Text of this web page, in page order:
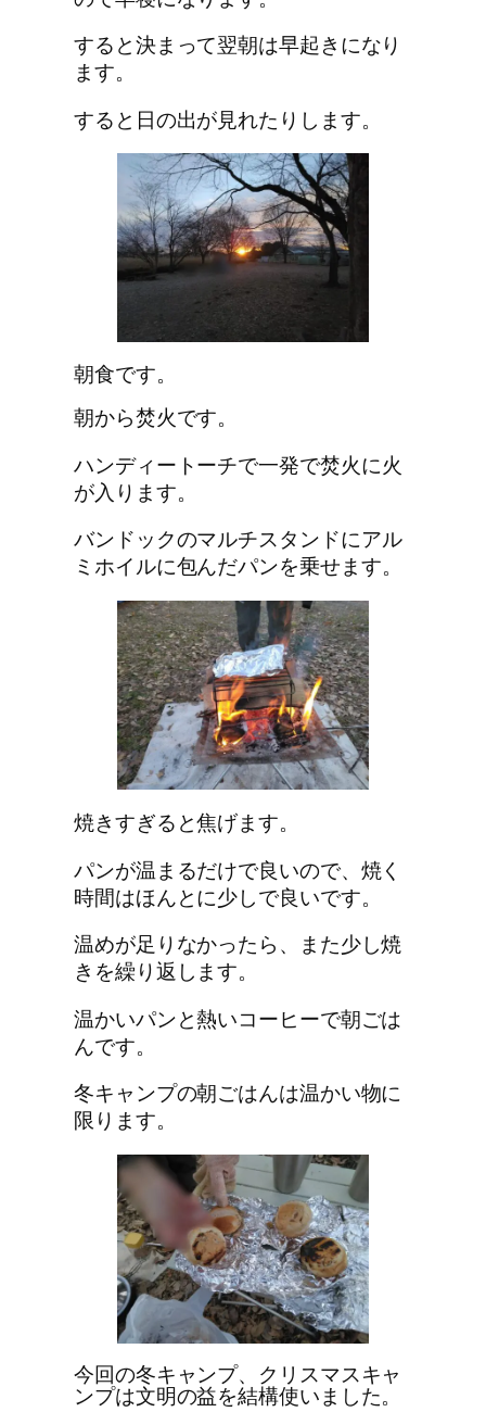
すると決まって翌朝は早起きになり
ます。
すると日の出が見れたりします。
朝食です。
朝から焚火です。
ハンディートーチで一発で焚火に火
が入ります。
バンドックのマルチスタンドにアル
ミホイルに包んだパンを乗せます。
焼きすぎると焦げます。
パンが温まるだけで良いので、焼く
時間はほんとに少しで良いです。
温めが足りなかったら、また少し焼
きを繰り返します。
温かいパンと熱いコーヒーで朝ごは
んです。
冬キャンプの朝ごはんは温かい物に
限ります。
今回の冬キャンプ、クリスマスキャ
ンプは文明の益を結構使いました。